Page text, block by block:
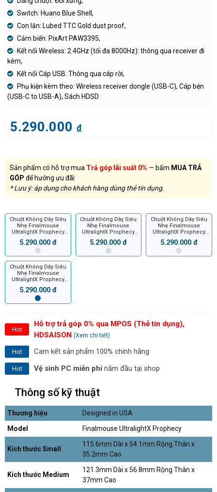
Switch: Huano Blue Shell,
Con lăn: Lubed TTC Gold dust proof,
Cảm biến: PixArt PAW3395,
Kết nối Wireless: 2.4GHz (tối đa 8000Hz): thông qua receiver đi
kèm,
Kết nối Cáp USB: Thông qua cáp rời,
Phụ kiện kèm theo: Wireless receiver dongle (USB-C), Cáp bện
(USB-C to USB-A), Sách HDSD
5.290.000 đ
Sản phẩm có hỗ trợ mua Trả góp lãi suất 0% — bấm MUA TRẢ
GÓP để hưởng ưu đãi
* Lưu ý: áp dụng cho khách hàng dùng thẻ tín dụng.
Chuột Không Dây Siêu
Nhẹ Finalmouse
UltralightX Prophecy
(Tfue)
5.290.000 đ
Chuột Không Dây Siêu
Nhẹ Finalmouse
UltralightX Prophecy
(Tarik)
5.290.000 đ
Chuột Không Dây Siêu
Nhẹ Finalmouse
UltralightX Prophecy
(ScreaM)
5.290.000 đ
Chuột Không Dây Siêu
Nhẹ Finalmouse
UltralightX Prophecy
(Clix)
5.290.000 đ
Hot
Hỗ trợ trả góp 0% qua MPOS (Thẻ tín dụng),
HDSAISON (Xem chi tiết)
Hot Cam kết sản phẩm 100% chính hãng
Hot Vệ sinh PC miễn phínăm đầu tại shop
Thông số kỹ thuật
Thương hiệu
Designed in USA
Model
Finalmouse UltralightX Prophecy
Kích thước Small
115.6mm Dài x 54.1mm Rộng Thân x
35.2mm Cao
Kích thước Medium
121.3mm Dài x 56.8mm Rộng Thân x
37mm Cao